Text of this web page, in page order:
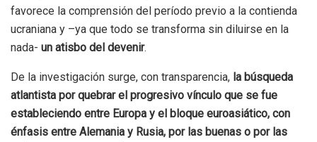
favorece la comprensión del período previo a la contienda
ucraniana y –ya que todo se transforma sin diluirse en la
nada- un atisbo del devenir.
De la investigación surge, con transparencia, la búsqueda
atlantista por quebrar el progresivo vínculo que se fue
estableciendo entre Europa y el bloque euroasiático, con
énfasis entre Alemania y Rusia, por las buenas o por las